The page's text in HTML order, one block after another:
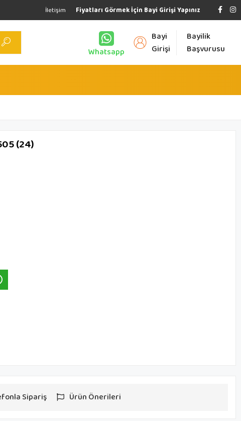
Fiyatları Görmek İçin Bayi Girişi Yapınız
İletişim
Whatsapp
Bayi
Girişi
Bayilik
Başvurusu
(24)
Sipariş Ürün Önerileri